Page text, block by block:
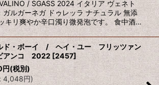
/ SGASS 2024 イタリア ヴェネト
ガルガーネガ ドゥレッラ ナチュラル 無添
キリ爽やか辛口濁り微発泡です。 食中酒…
ド・ボーイ / ヘイ・ユー フリッツァン
アンコ 2022 [2457]
円(税別)
: 4,048円)